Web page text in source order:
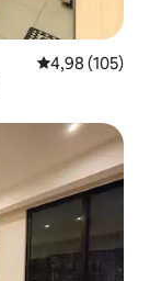
Prosječna
4,98 (105)